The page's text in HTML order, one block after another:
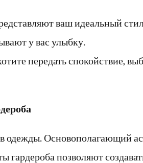
ваш идеальный
у вас улыбку.
передать спокойствие,
Основополагающий
позволяют